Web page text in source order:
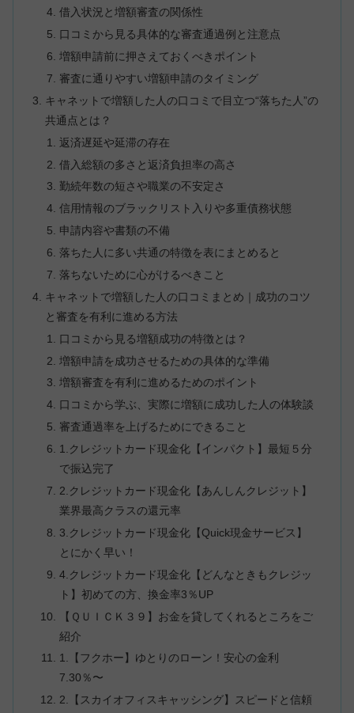
借入状況と増額審査の関係性
口コミから見る具体的な審査通過例と注意点
増額申請前に押さえておくべきポイント
審査に通りやすい増額申請のタイミング
キャネットで増額した人の口コミで目立つ“落ちた人”の
共通点とは？
返済遅延や延滞の存在
借入総額の多さと返済負担率の高さ
勤続年数の短さや職業の不安定さ
信用情報のブラックリスト入りや多重債務状態
申請内容や書類の不備
落ちた人に多い共通の特徴を表にまとめると
落ちないために心がけるべきこと
キャネットで増額した人の口コミまとめ｜成功のコツ
と審査を有利に進める方法
口コミから見る増額成功の特徴とは？
増額申請を成功させるための具体的な準備
増額審査を有利に進めるためのポイント
口コミから学ぶ、実際に増額に成功した人の体験談
審査通過率を上げるためにできること
1.クレジットカード現金化【インパクト】最短５分
で振込完了
2.クレジットカード現金化【あんしんクレジット】
業界最高クラスの還元率
3.クレジットカード現金化【Quick現金サービス】
とにかく早い！
4.クレジットカード現金化【どんなときもクレジッ
ト】初めての方、換金率3％UP
【ＱＵＩＣＫ３９】お金を貸してくれるところをご
紹介
1.【フクホー】ゆとりのローン！安心の金利
7.30％〜
2.【スカイオフィスキャッシング】スピードと信頼